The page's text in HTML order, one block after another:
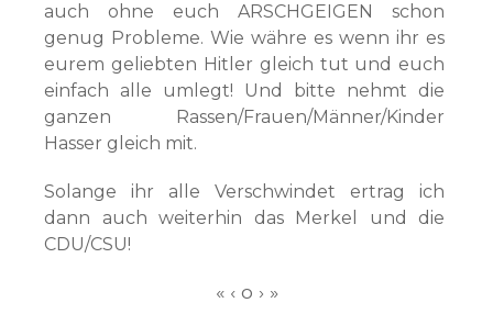
auch ohne euch ARSCHGEIGEN schon
genug Probleme. Wie währe es wenn ihr es
eurem geliebten Hitler gleich tut und euch
einfach alle umlegt! Und bitte nehmt die
ganzen Rassen/Frauen/Männer/Kinder
Hasser gleich mit.
Solange ihr alle Verschwindet ertrag ich
dann auch weiterhin das Merkel und die
CDU/CSU!